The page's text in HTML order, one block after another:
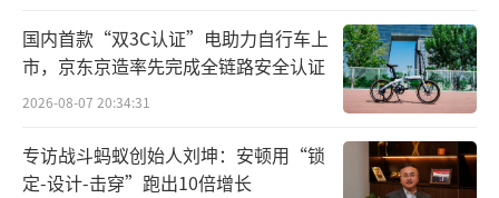
夏东指出，健身的第一需求是便捷，其次
是服务和社交。而这些场景的核心是“用户在
哪里，服务就延伸到哪里”。在此思路下，截
至目前，乐刻已在40个城市开出近2000家门
店。
国内首款“双3C认证”电助力自行车上
市，京东京造率先完成全链路安全认证
2026-08-07 20:34:31
专访战斗蚂蚁创始人刘坤：安顿用“锁
定-设计-击穿”跑出10倍增长